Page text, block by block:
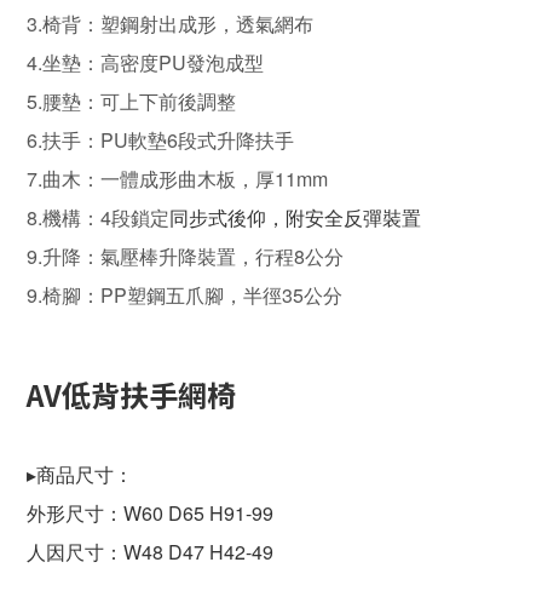
3.椅背：塑鋼射出成形，透氣網布
4.坐墊：高密度PU發泡成型
5.腰墊：可上下前後調整
6.扶手：PU軟墊6段式升降扶手
7.曲木：一體成形曲木板，厚11mm
8.機構：4段鎖定同步式後仰，附安全反彈裝置
9.升降：氣壓棒升降裝置，行程8公分
9.椅腳：PP塑鋼五爪腳，半徑35公分
AV低背扶手網椅
▸商品尺寸：
外形尺寸：W60 D65 H91-99
人因尺寸：W48 D47 H42-49